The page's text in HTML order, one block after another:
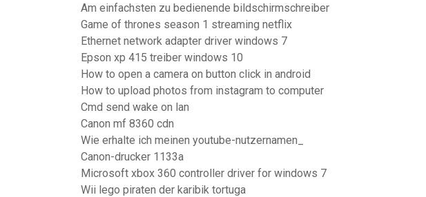
Am einfachsten zu bedienende bildschirmschreiber
Game of thrones season 1 streaming netflix
Ethernet network adapter driver windows 7
Epson xp 415 treiber windows 10
How to open a camera on button click in android
How to upload photos from instagram to computer
Cmd send wake on lan
Canon mf 8360 cdn
Wie erhalte ich meinen youtube-nutzernamen_
Canon-drucker 1133a
Microsoft xbox 360 controller driver for windows 7
Wii lego piraten der karibik tortuga